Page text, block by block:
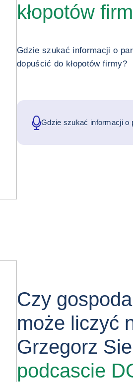
kłopotów
Gdzie szukać informacji o
dopuścić do kłopotów firmy?
Gdzie szukać informacji o
Czy
może liczyć
Grzegorz
podcascie